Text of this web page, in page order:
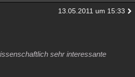
13.05.2011 um 15:33
sehr interessante